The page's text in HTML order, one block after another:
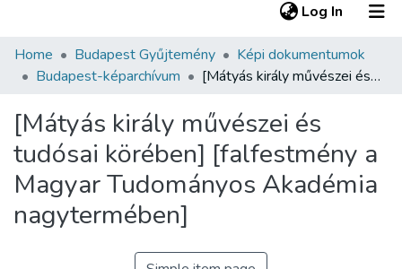
Log In (current)
Communities & Collections
Statistics
About us
Home Budapest Gyűjtemény
Képi dokumentumok
Budapest-képarchívum
[Mátyás király művészei és tudósai körében] [falfestmény a Magyar Tudományos Akadémia nagytermében]
[Mátyás király művészei és
tudósai körében] [falfestmény a
Magyar Tudományos Akadémia
nagytermében]